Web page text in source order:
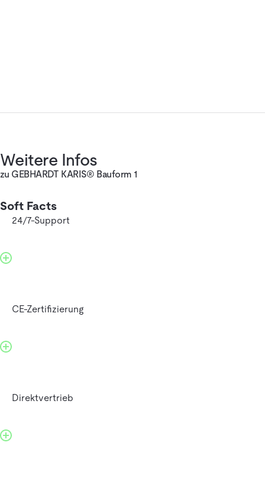
Weitere Infos
zu GEBHARDT KARIS® Bauform 1
Soft Facts
24/7-Support
CE-Zertifizierung
Direktvertrieb